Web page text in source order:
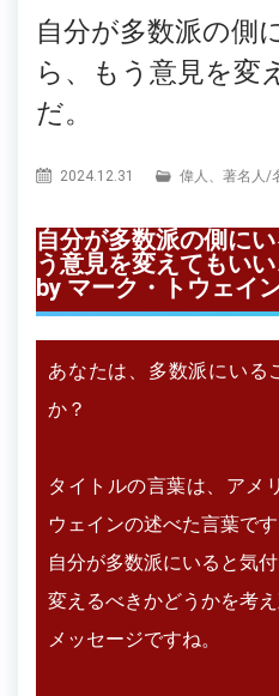
自分が多数派の側
ら、もう意見を変
だ。
2024.12.31 偉人、著名人 /
自分が多数派の側に
う意見を変えてもいい
by マーク・トウェイ
あなたは、多数派にいる
か？
タイトルの言葉は、アメ
ウェインの述べた言葉です
自分が多数派にいると気
変えるべきかどうかを考
メッセージですね。